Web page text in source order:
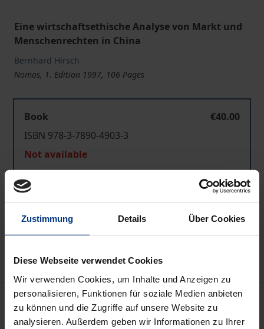
Zustimmung Details Über Cookies
Diese Webseite verwendet Cookies
Wir verwenden Cookies, um Inhalte und Anzeigen zu
personalisieren, Funktionen für soziale Medien anbieten
zu können und die Zugriffe auf unsere Website zu
analysieren. Außerdem geben wir Informationen zu Ihrer
Eine wirtschaftsethische Analyse von Markt und
Menschenrechten in China
Bernhard Hirsch
Nomos, 1. Edition 1997, 106 Pages
Book
€40.00
ISBN 978-3-7890-4903-3
Not available
Add to Cart
Add to Wish List
Delivery cost notice
Description